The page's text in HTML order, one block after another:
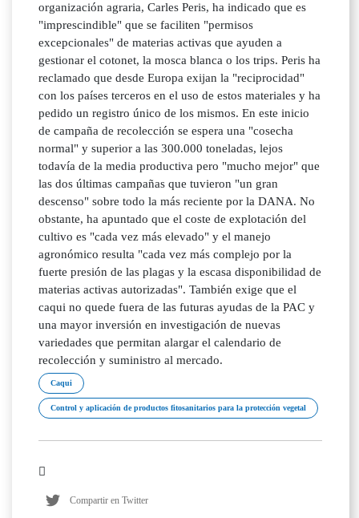
organización agraria, Carles Peris, ha indicado que es
"imprescindible" que se faciliten "permisos
excepcionales" de materias activas que ayuden a
gestionar el cotonet, la mosca blanca o los trips. Peris ha
reclamado que desde Europa exijan la "reciprocidad"
con los países terceros en el uso de estos materiales y ha
pedido un registro único de los mismos. En este inicio
de campaña de recolección se espera una "cosecha
normal" y superior a las 300.000 toneladas, lejos
todavía de la media productiva pero "mucho mejor" que
las dos últimas campañas que tuvieron "un gran
descenso" sobre todo la más reciente por la DANA. No
obstante, ha apuntado que el coste de explotación del
cultivo es "cada vez más elevado" y el manejo
agronómico resulta "cada vez más complejo por la
fuerte presión de las plagas y la escasa disponibilidad de
materias activas autorizadas". También exige que el
caqui no quede fuera de las futuras ayudas de la PAC y
una mayor inversión en investigación de nuevas
variedades que permitan alargar el calendario de
recolección y suministro al mercado.
Caqui
Control y aplicación de productos fitosanitarios para la protección vegetal
Compartir en Twitter